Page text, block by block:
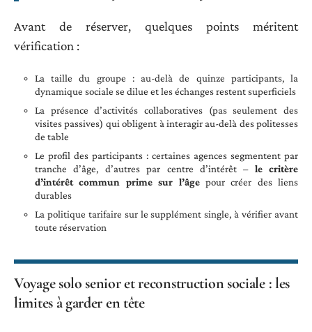
Avant de réserver, quelques points méritent
vérification :
La taille du groupe : au-delà de quinze participants, la
dynamique sociale se dilue et les échanges restent superficiels
La présence d’activités collaboratives (pas seulement des
visites passives) qui obligent à interagir au-delà des politesses
de table
Le profil des participants : certaines agences segmentent par
tranche d’âge, d’autres par centre d’intérêt – le critère
d’intérêt commun prime sur l’âgepour créer des liens
durables
La politique tarifaire sur le supplément single, à vérifier avant
toute réservation
Voyage solo senior et reconstruction sociale : les
limites à garder en tête